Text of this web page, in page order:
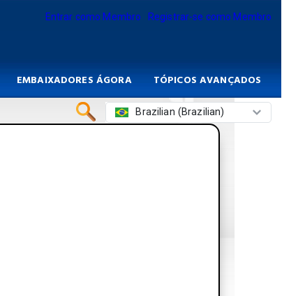
Entrar como Membro Registrar-se como Membro
EMBAIXADORES ÁGORA TÓPICOS AVANÇADOS
Brazilian (Brazilian)